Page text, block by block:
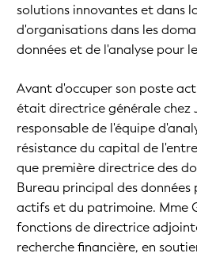
solutions innovantes et dans
d'organisations dans les
données et de l'analyse pour
Avant d'occuper son poste
était directrice générale chez
responsable de l'équipe
résistance du capital de
que première directrice des
Bureau principal des
actifs et du patrimoine. Mme
fonctions de directrice
recherche financière, en